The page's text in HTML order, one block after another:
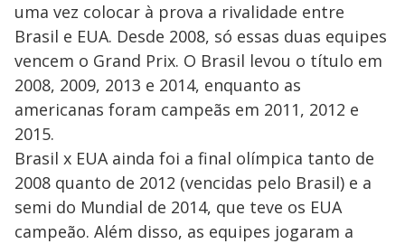
uma vez colocar à prova a rivalidade entre
Brasil e EUA. Desde 2008, só essas duas equipes
vencem o Grand Prix. O Brasil levou o título em
2008, 2009, 2013 e 2014, enquanto as
americanas foram campeãs em 2011, 2012 e
2015.
Brasil x EUA ainda foi a final olímpica tanto de
2008 quanto de 2012 (vencidas pelo Brasil) e a
semi do Mundial de 2014, que teve os EUA
campeão. Além disso, as equipes jogaram a